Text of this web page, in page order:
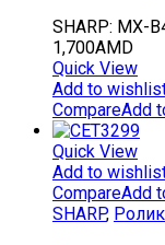
SHARP: MX-
1,700AMD
Quick View
Add to
CompareAdd
Quick View
Add to
CompareAdd
SHARP,